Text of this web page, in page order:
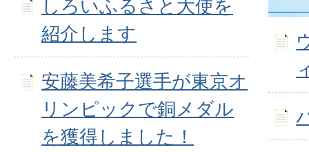
しろいふるさと大使を
紹介します
安藤美希子選手が東京オ
リンピックで銅メダル
を獲得しました！